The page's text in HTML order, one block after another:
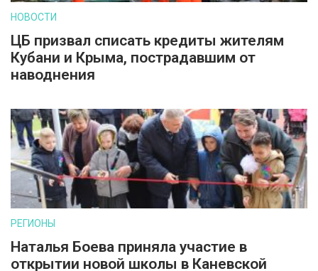
НОВОСТИ
ЦБ призвал списать кредиты жителям
Кубани и Крыма, пострадавшим от
наводнения
РЕГИОНЫ
Наталья Боева приняла участие в
открытии новой школы в Каневской